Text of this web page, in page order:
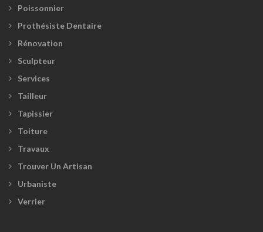
Poissonnier
Prothésiste Dentaire
Rénovation
Sculpteur
Services
Tailleur
Tapissier
Toiture
Travaux
Trouver Un Artisan
Urbaniste
Verrier